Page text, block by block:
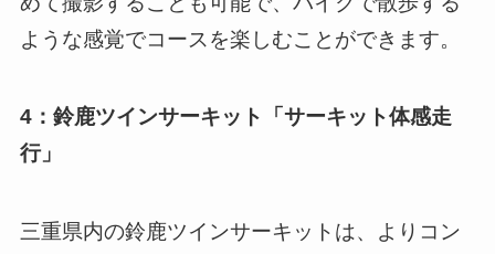
ような感覚でコースを楽しむことができます。
4：鈴鹿ツインサーキット「サーキット体感走
行」
三重県内の鈴鹿ツインサーキットは、よりコン